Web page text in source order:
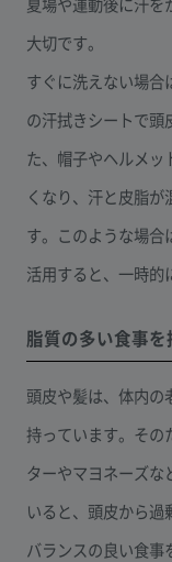
夏場や運動後に汗を
大切です。
すぐに洗えない場合
の汗拭きシートで頭
た、帽子やヘルメッ
くなり、汗と皮脂が
す。このような場合
活用すると、一時的
脂質の多い食事を
頭皮や髪は、体内の
持っています。その
ターやマヨネーズな
いると、頭皮から過
バランスの良い食事